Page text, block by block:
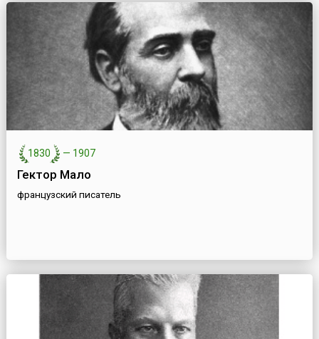
1830 — 1907
Гектор Мало
французский писатель